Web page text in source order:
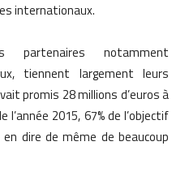
internationaux.
partenaires notamment
tiennent largement leurs
promis 28 millions d’euros à
l’année 2015, 67% de l’objectif
dire de même de beaucoup